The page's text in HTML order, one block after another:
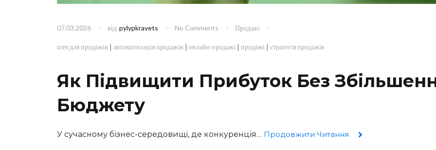
07.03.2026 від pylypkravets No Comments Продажі
crm для продажів | автоматизація продажів | онлайн продажі | продажі | стратегія продажів
Як Підвищити Прибуток Без
Бюджету
У сучасному бізнес-середовищі, де конкуренція… Продовжити Читання